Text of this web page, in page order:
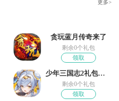
更多>
贪玩蓝月传奇来了
剩余0个礼包
领取
少年三国志2礼包奖励
剩余0个礼包
领取